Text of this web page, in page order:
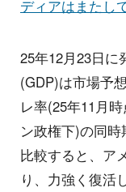
ディアはまたし
25年12月23日に
(GDP)は市場予
レ率(25年11月
ン政権下)の同
比較すると、ア
り、力強く復活